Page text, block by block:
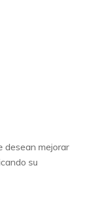
desean mejorar
su